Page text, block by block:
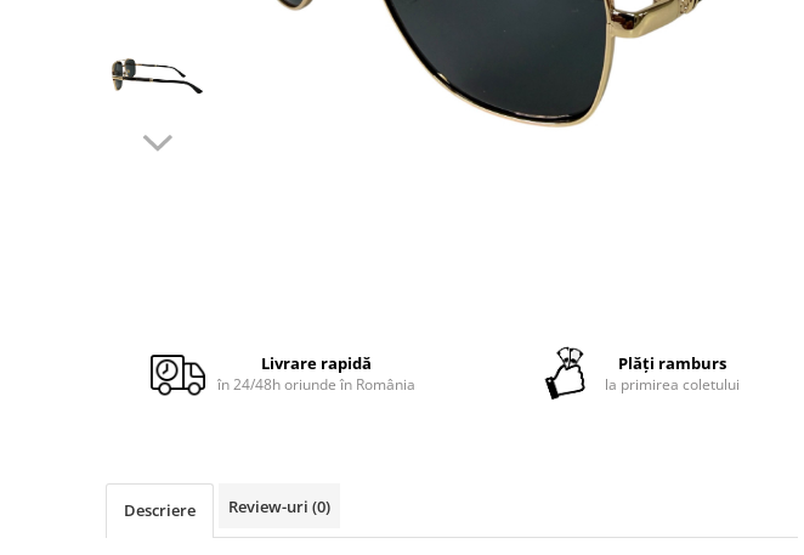
Cuverturi catifea
Huse de protecție
Huse de protecție scaun
Livrare rapidă
în 24/48h oriunde în România
Plăți ramburs
la primirea coletului
Descriere Review-uri (0)